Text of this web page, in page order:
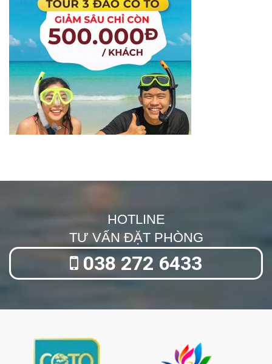
HOTLINE
TƯ VẤN ĐẶT PHÒNG
038 272 6433